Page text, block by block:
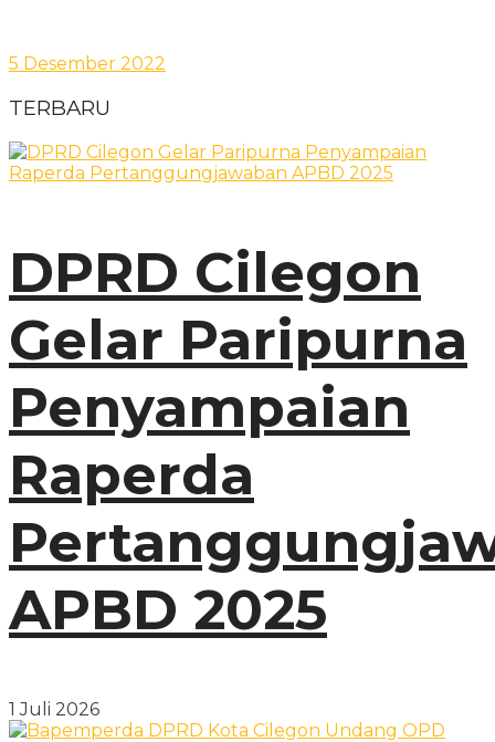
5 Desember 2022
TERBARU
DPRD Cilegon
Gelar Paripurna
Penyampaian
Raperda
APBD 2025
1 Juli 2026